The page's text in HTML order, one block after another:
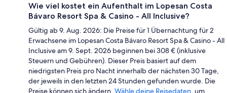
Wie viel kostet ein Aufenthalt im Lopesan Costa
Bávaro Resort Spa & Casino - All Inclusive?
Gültig ab 9. Aug. 2026: Die Preise für 1 Übernachtung für 2
Erwachsene im Lopesan Costa Bávaro Resort Spa & Casino - All
Inclusive am 9. Sept. 2026 beginnen bei 308 € (inklusive
Steuern und Gebühren). Dieser Preis basiert auf dem
niedrigsten Preis pro Nacht innerhalb der nächsten 30 Tage,
der jeweils in den letzten 24 Stunden gefunden wurde. Die
Preise können sich ändern. Wähle deine Reisedaten , um